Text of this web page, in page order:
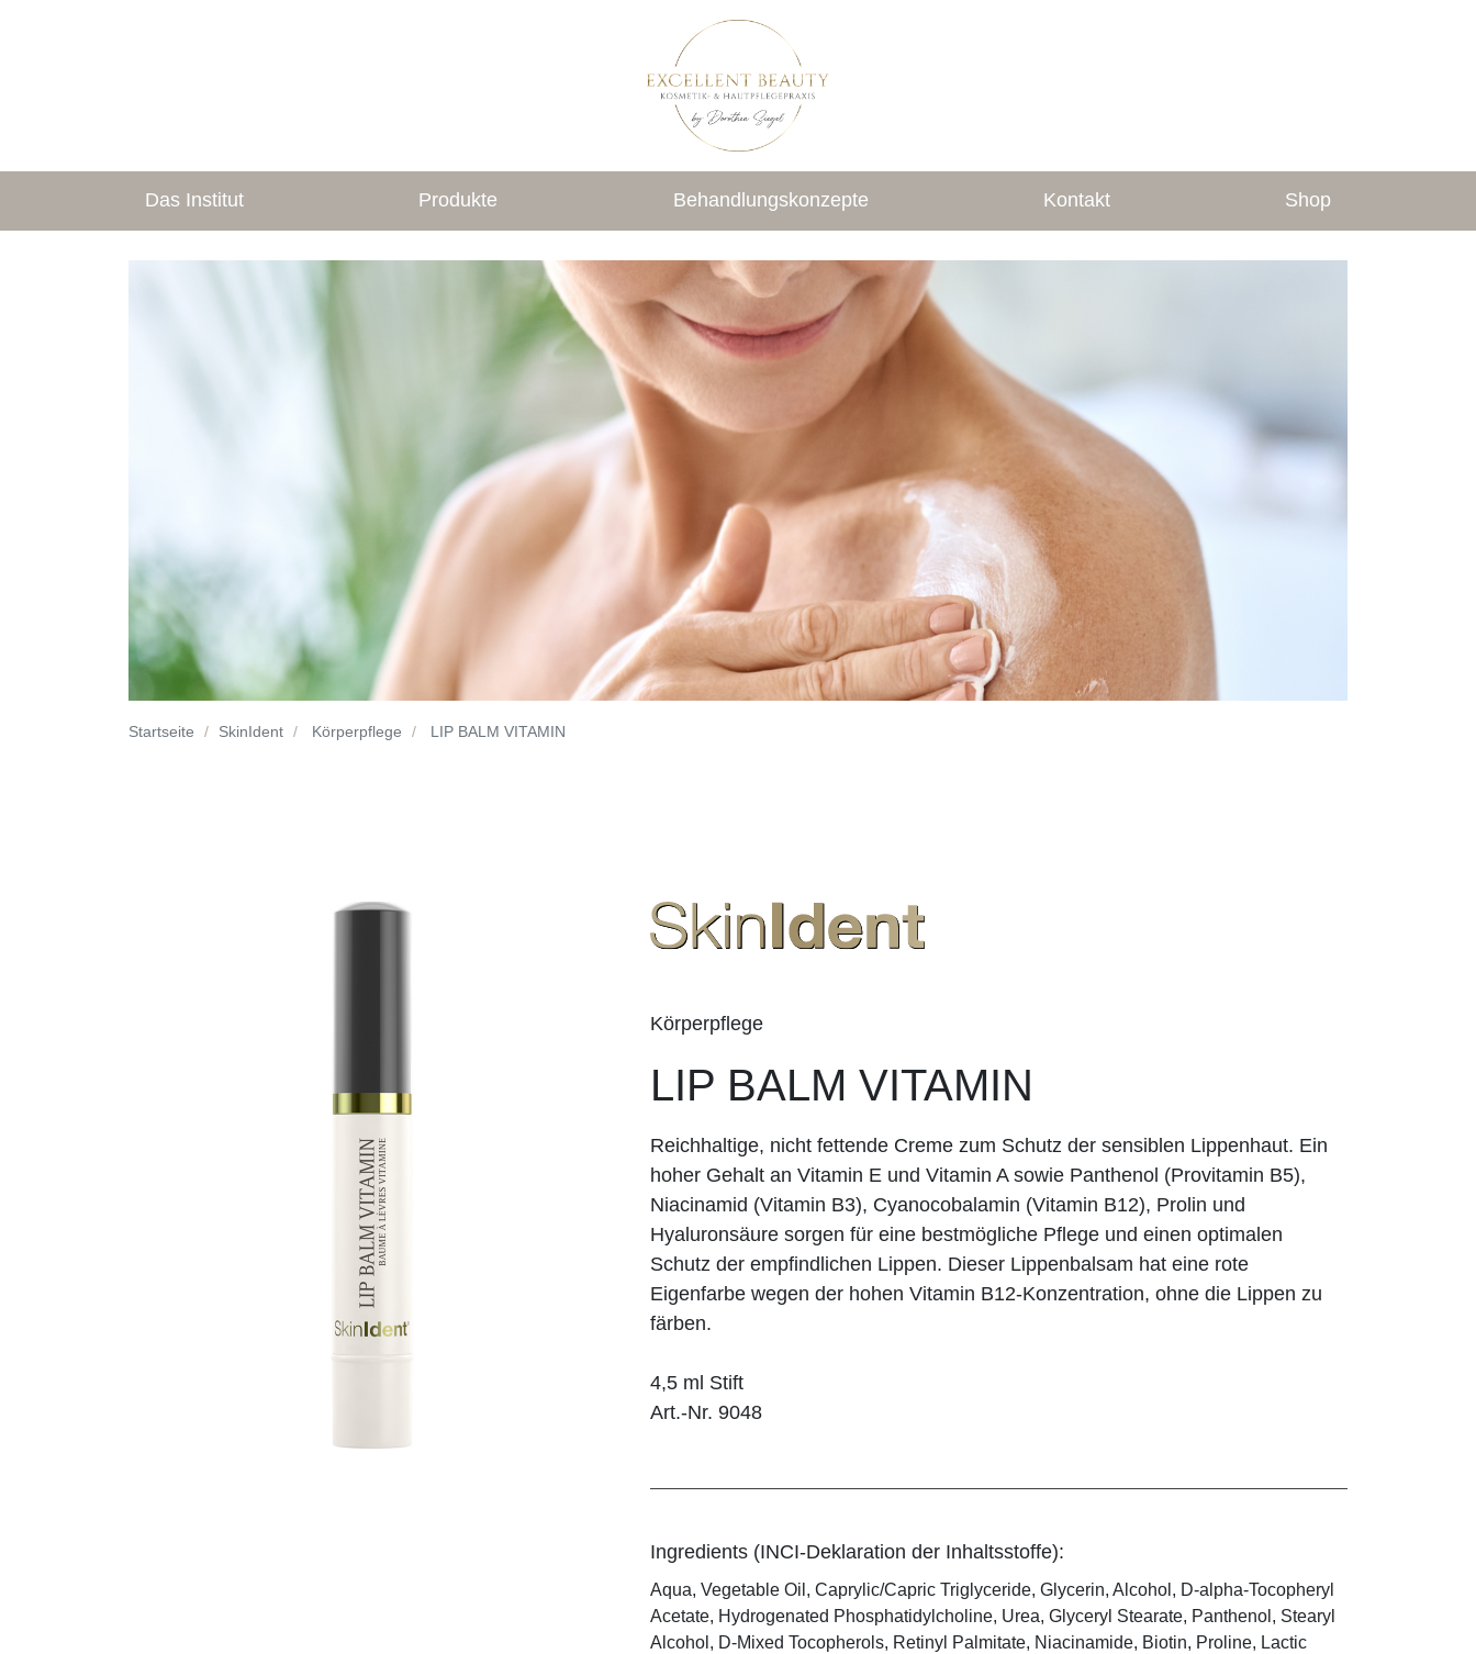
Das Institut Produkte Behandlungskonzepte Kontakt Shop
Startseite SkinIdent Körperpflege LIP BALM VITAMIN
Körperpflege
LIP BALM VITAMIN
Reichhaltige, nicht fettende Creme zum Schutz der sensiblen Lippenhaut. Ein
hoher Gehalt an Vitamin E und Vitamin A sowie Panthenol (Provitamin B5),
Niacinamid (Vitamin B3), Cyanocobalamin (Vitamin B12), Prolin und
Hyaluronsäure sorgen für eine bestmögliche Pflege und einen optimalen
Schutz der empfindlichen Lippen. Dieser Lippenbalsam hat eine rote
Eigenfarbe wegen der hohen Vitamin B12-Konzentration, ohne die Lippen zu
färben.
4,5 ml Stift
Art.-Nr. 9048
Ingredients (INCI-Deklaration der Inhaltsstoffe):
Aqua, Vegetable Oil, Caprylic/Capric Triglyceride, Glycerin, Alcohol, D-alpha-Tocopheryl
Acetate, Hydrogenated Phosphatidylcholine, Urea, Glyceryl Stearate, Panthenol, Stearyl
Alcohol, D-Mixed Tocopherols, Retinyl Palmitate, Niacinamide, Biotin, Proline, Lactic